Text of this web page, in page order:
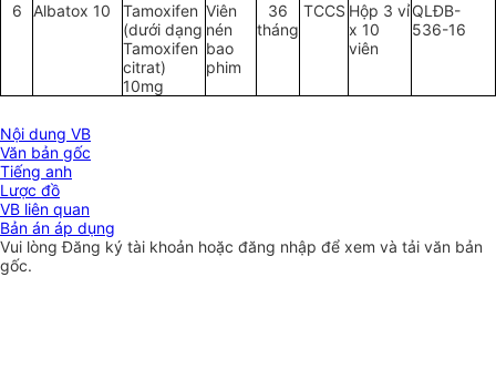
6 Albatox 10
Tamoxifen
(dưới dạng
Tamoxifen
citrat)
10mg
Viên
nén
bao
phim
36
tháng
TCCS Hộp 3 vỉ
x 10
viên
QLĐB-
536-16
Nội dung VB
Văn bản gốc
Tiếng anh
Lược đồ
VB liên quan
Bản án áp dụng
Vui lòngĐăng ký tài khoản hoặc đăng nhập để xem và tải văn bản
gốc.